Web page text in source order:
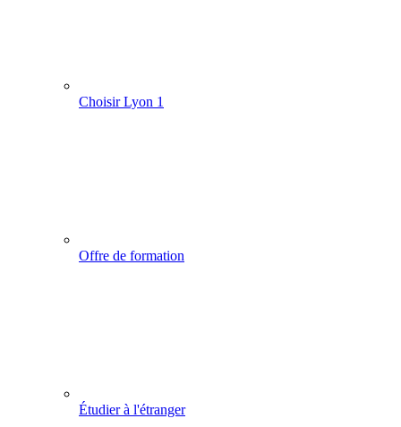
Choisir Lyon 1
Offre de formation
Étudier à l'étranger